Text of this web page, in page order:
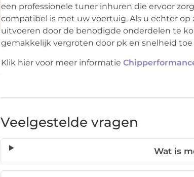
een professionele tuner inhuren die ervoor
compatibel is met uw voertuig. Als u echter
uitvoeren door de benodigde onderdelen te
gemakkelijk vergroten door pk en snelheid toe
Klik hier voor meer informatie
Veelgestelde vragen
Wat is